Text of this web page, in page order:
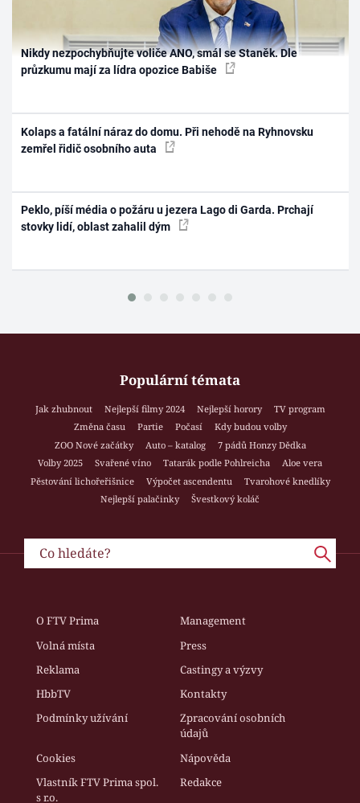
Nikdy nezpochybňujte voliče ANO, smál se Staněk. Dle
průzkumu mají za lídra opozice Babiše
Kolaps a fatální náraz do domu. Při nehodě na Ryhnovsku
zemřel řidič osobního auta
Peklo, píší média o požáru u jezera Lago di Garda. Prchají
stovky lidí, oblast zahalil dým
Populární témata
Jak zhubnout Nejlepší filmy 2024 Nejlepší horory
TV program
Změna času
Partie Počasí
Kdy budou volby
ZOO Nové začátky
Auto – katalog
7 pádů Honzy Dědka
Volby 2025
Svařené víno Tatarák podle Pohlreicha
Aloe vera
Pěstování lichořeřišnice
Výpočet ascendentu
Tvarohové knedlíky
Nejlepší palačinky
Švestkový koláč
O FTV Prima
Management
Volná místa
Press
Reklama
Castingy a výzvy
HbbTV
Kontakty
Podmínky užívání
Zpracování osobních
údajů
Cookies
Nápověda
Vlastník FTV Prima spol.
s r.o.
Redakce